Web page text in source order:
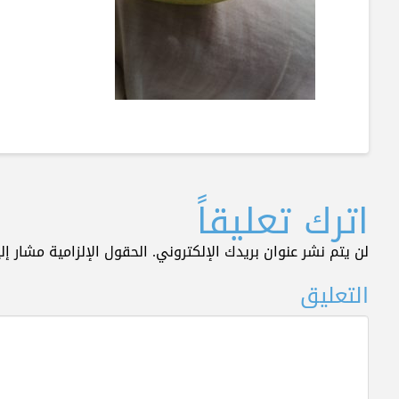
اترك تعليقاً
لن يتم نشر عنوان بريدك الإلكتروني. الحقول الإلزامية مشار
التعليق